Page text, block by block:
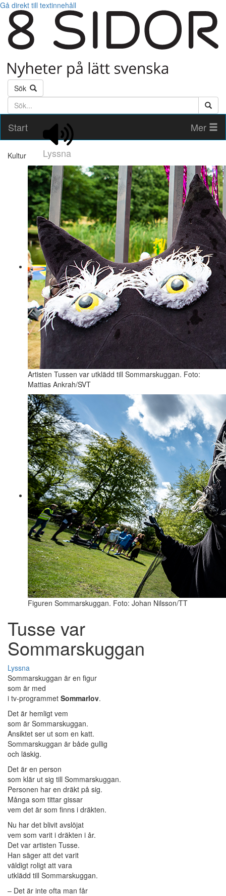
Gå direkt till textinnehåll
Sök
Söktext
Start
Lyssna
Mer
Kultur
Artisten Tussen var utklädd till Sommarskuggan. Foto:
Mattias Ankrah/SVT
Figuren Sommarskuggan. Foto: Johan Nilsson/TT
Tusse var
Sommarskuggan
Lyssna
Sommarskuggan är en figur
som är med
i tv-programmet Sommarlov.
Det är hemligt vem
som är Sommarskuggan.
Ansiktet ser ut som en katt.
Sommarskuggan är både gullig
och läskig.
Det är en person
som klär ut sig till Sommarskuggan.
Personen har en dräkt på sig.
Många som tittar gissar
vem det är som finns i dräkten.
Nu har det blivit avslöjat
vem som varit i dräkten i år.
Det var artisten Tusse.
Han säger att det varit
väldigt roligt att vara
utklädd till Sommarskuggan.
– Det är inte ofta man får